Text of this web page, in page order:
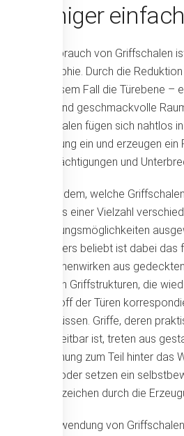
weniger
Der Gebrauch von Griffschalen
Philosophie. Durch die
– in diesem Fall die Türebene –
ruhige und geschmackvolle
Griffschalen fügen sich nahtlos
Gestaltung ein und erzeugen
Beeinträchtigungen und
Je nachdem, welche
kann aus einer Vielzahl
Gestaltungsmöglichkeiten
Besonders beliebt ist dabei das
Zusammenwirken aus
polierten Griffstrukturen, die
Werkstoff der Türen
nicht müssen. Griffe, deren
unbestreitbar ist, treten aus
Blickrichung zum Teil hinter das
zurück oder setzen ein
Ausrufezeichen durch die
Die Verwendung von